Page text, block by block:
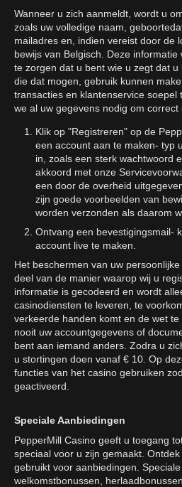
Wanneer u zich aanmeldt, wordt u
zoals uw volledige naam,
mailadres en, indien vereist door de
bewijs van Belgisch. Deze
te zorgen dat u bent wie u zegt dat
die dat mogen, gebruik kunnen
transacties en klantenservice soepel
we al uw gegevens nodig om correct
Klik op "Registreren" op de
een account aan te maken- typ
in, zoals een sterk wachtwoord
akkoord met onze
een door de overheid
zijn goede voorbeelden van
worden verzonden als daarom
Ontvang een bevestigingsmail-
account live te maken.
Het beschermen van uw
deel van de manier waarop wij u
informatie is gecodeerd en wordt
casinodiensten te leveren, te
verkeerde handen komt en de wet
nooit uw accountgegevens of
bent aan iemand anders. Zodra u
u stortingen doen vanaf € 10. Op
functies van het casino gebruiken
geactiveerd.
Speciale Aanbiedingen
PepperMill Casino geeft u toegang
speciaal voor u zijn gemaakt.
gebruikt voor aanbiedingen.
welkomstbonussen,